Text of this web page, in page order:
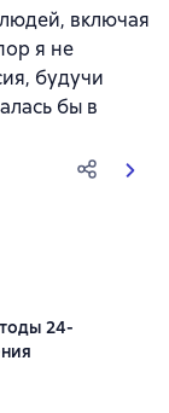
включая
я не
будучи
бы в
24-
оценок